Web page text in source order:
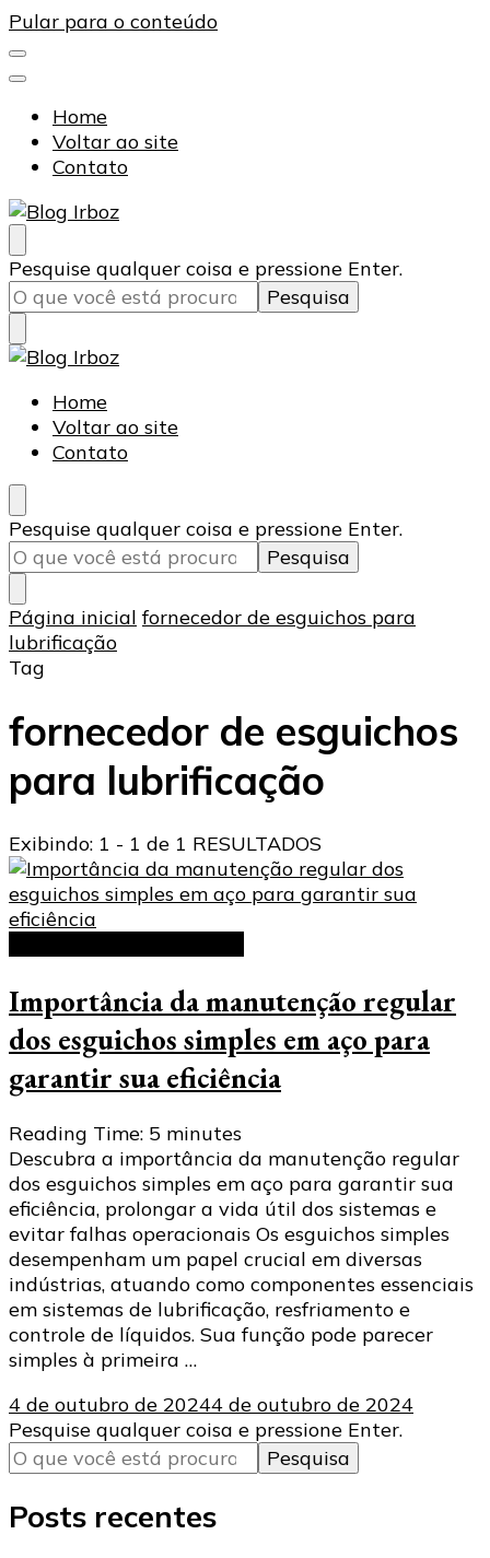
Pular para o conteúdo
Home
Voltar ao site
Contato
Blog Irboz
Blog de Lubrificação Industrial
Procurando
algo?
Pesquise qualquer coisa e pressione Enter.
Blog Irboz
Blog de Lubrificação Industrial
Home
Voltar ao site
Contato
Procurando
algo?
Pesquise qualquer coisa e pressione Enter.
Página inicial fornecedor de esguichos para
lubrificação
Tag
fornecedor de esguichos
para lubrificação
Exibindo: 1 - 1 de 1 RESULTADOS
Importância da manutenção regular
dos esguichos simples em aço para
garantir sua eficiência
Reading Time: 5 minutes
Descubra a importância da manutenção regular
dos esguichos simples em aço para garantir sua
eficiência, prolongar a vida útil dos sistemas e
evitar falhas operacionais Os esguichos simples
desempenham um papel crucial em diversas
indústrias, atuando como componentes essenciais
em sistemas de lubrificação, resfriamento e
controle de líquidos. Sua função pode parecer
simples à primeira …
4 de outubro de 20244 de outubro de 2024
Procurando
algo?
Pesquise qualquer coisa e pressione Enter.
Posts recentes